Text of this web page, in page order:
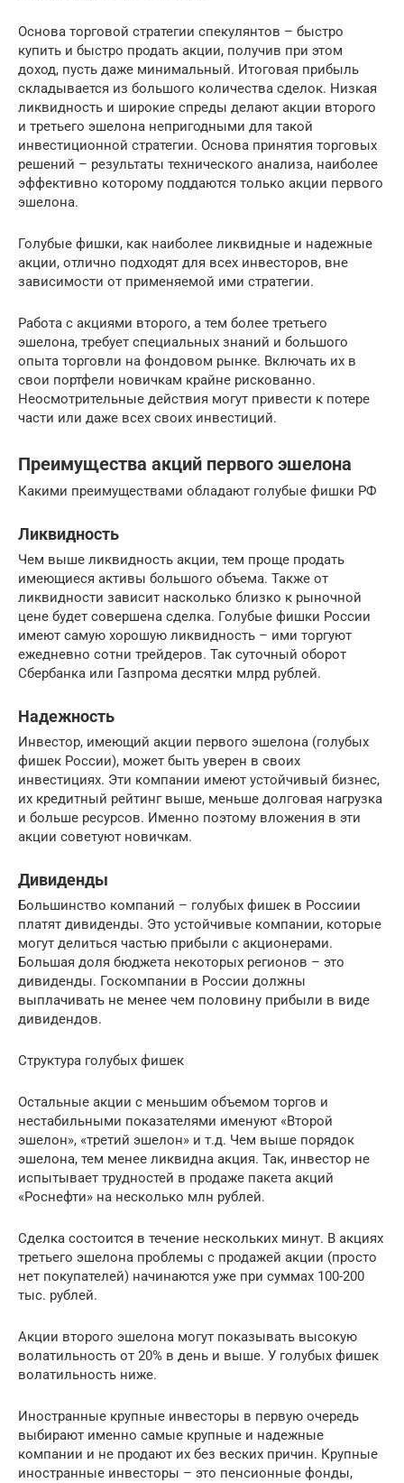
Основа торговой стратегии спекулянтов – быстро
купить и быстро продать акции, получив при этом
доход, пусть даже минимальный. Итоговая прибыль
складывается из большого количества сделок. Низкая
ликвидность и широкие спреды делают акции второго
и третьего эшелона непригодными для такой
инвестиционной стратегии. Основа принятия торговых
решений – результаты технического анализа, наиболее
эффективно которому поддаются только акции первого
эшелона.
Голубые фишки, как наиболее ликвидные и надежные
акции, отлично подходят для всех инвесторов, вне
зависимости от применяемой ими стратегии.
Работа с акциями второго, а тем более третьего
эшелона, требует специальных знаний и большого
опыта торговли на фондовом рынке. Включать их в
свои портфели новичкам крайне рискованно.
Неосмотрительные действия могут привести к потере
части или даже всех своих инвестиций.
Преимущества акций первого эшелона
Какими преимуществами обладают голубые фишки РФ
Ликвидность
Чем выше ликвидность акции, тем проще продать
имеющиеся активы большого объема. Также от
ликвидности зависит насколько близко к рыночной
цене будет совершена сделка. Голубые фишки России
имеют самую хорошую ликвидность – ими торгуют
ежедневно сотни трейдеров. Так суточный оборот
Сбербанка или Газпрома десятки млрд рублей.
Надежность
Инвестор, имеющий акции первого эшелона (голубых
фишек России), может быть уверен в своих
инвестициях. Эти компании имеют устойчивый бизнес,
их кредитный рейтинг выше, меньше долговая нагрузка
и больше ресурсов. Именно поэтому вложения в эти
акции советуют новичкам.
Дивиденды
Большинство компаний – голубых фишек в Россиии
платят дивиденды. Это устойчивые компании, которые
могут делиться частью прибыли с акционерами.
Большая доля бюджета некоторых регионов – это
дивиденды. Госкомпании в России должны
выплачивать не менее чем половину прибыли в виде
дивидендов.
Структура голубых фишек
Остальные акции с меньшим объемом торгов и
нестабильными показателями именуют «Второй
эшелон», «третий эшелон» и т.д. Чем выше порядок
эшелона, тем менее ликвидна акция. Так, инвестор не
испытывает трудностей в продаже пакета акций
«Роснефти» на несколько млн рублей.
Сделка состоится в течение нескольких минут. В акциях
третьего эшелона проблемы с продажей акции (просто
нет покупателей) начинаются уже при суммах 100-200
тыс. рублей.
Акции второго эшелона могут показывать высокую
волатильность от 20% в день и выше. У голубых фишек
волатильность ниже.
Иностранные крупные инвесторы в первую очередь
выбирают именно самые крупные и надежные
компании и не продают их без веских причин. Крупные
иностранные инвесторы – это пенсионные фонды,